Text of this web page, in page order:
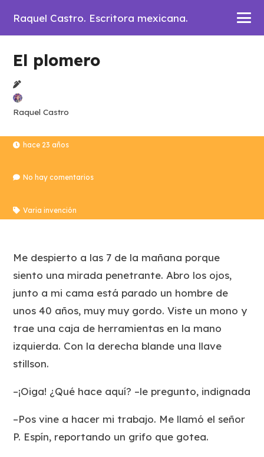
Raquel Castro. Escritora mexicana.
El plomero
Raquel Castro
hace 23 años
No hay comentarios
Varia invención
Me despierto a las 7 de la mañana porque
siento una mirada penetrante. Abro los ojos,
junto a mi cama está parado un hombre de
unos 40 años, muy muy gordo. Viste un mono y
trae una caja de herramientas en la mano
izquierda. Con la derecha blande una llave
stillson.
–¡Oiga! ¿Qué hace aquí? –le pregunto, indignada
–Pos vine a hacer mi trabajo. Me llamó el señor
P. Espín, reportando un grifo que gotea.